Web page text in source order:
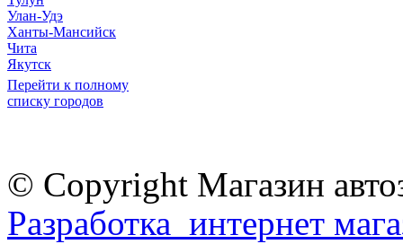
Улан-Удэ
Ханты-Мансийск
Чита
Якутск
Перейти к полному
списку городов
© Copyright Магазин
Разработка интернет